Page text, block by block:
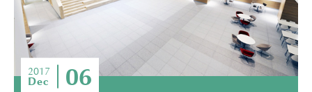
2017
Dec 06